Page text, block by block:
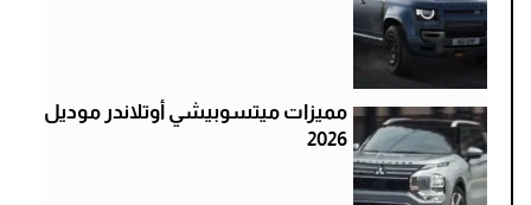
مميزات ميتسوبيشي أوتلاندر موديل
2026